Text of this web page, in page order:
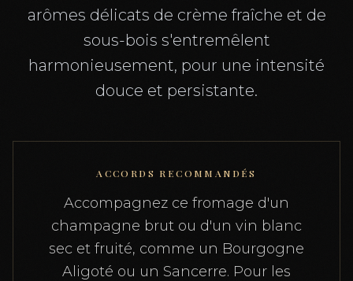
arômes délicats de crème fraîche et de
sous-bois s'entremêlent
harmonieusement, pour une intensité
douce et persistante.
ACCORDS RECOMMANDÉS
Accompagnez ce fromage d'un
champagne brut ou d'un vin blanc
sec et fruité, comme un Bourgogne
Aligoté ou un Sancerre. Pour les